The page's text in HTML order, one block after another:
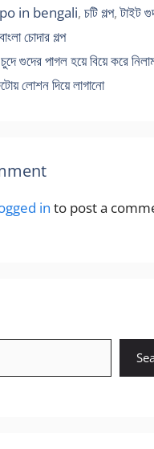
in bengali, চটি গল্প,টাইট
বাংলা চোদার গল্প
গুদের পাগল হয়ে বিয়ে করে
লোশন দিয়ে লাগানো
in to post a